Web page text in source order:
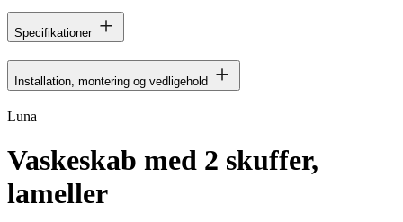
Specifikationer
Installation, montering og vedligehold
Luna
Vaskeskab med 2 skuffer,
lameller